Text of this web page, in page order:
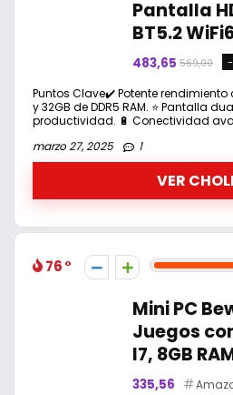
Pantalla
BT5.2
483,65 569,00
Puntos Clave✔️ Potente rendimiento
y 32GB de DDR5 RAM. ⭐ Pantalla
productividad. 🔋 Conectividad
marzo 27, 2025
1
VER
76
Mini PC
Juegos
I7, 8GB
335,56